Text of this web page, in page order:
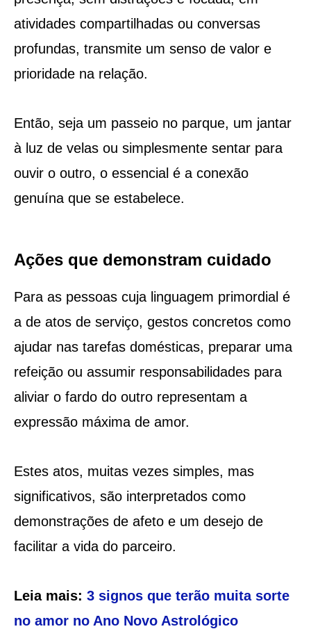
atividades compartilhadas ou conversas
profundas, transmite um senso de valor e
prioridade na relação.
Então, seja um passeio no parque, um jantar
à luz de velas ou simplesmente sentar para
ouvir o outro, o essencial é a conexão
genuína que se estabelece.
Ações que demonstram cuidado
Para as pessoas cuja linguagem primordial é
a de atos de serviço, gestos concretos como
ajudar nas tarefas domésticas, preparar uma
refeição ou assumir responsabilidades para
aliviar o fardo do outro representam a
expressão máxima de amor.
Estes atos, muitas vezes simples, mas
significativos, são interpretados como
demonstrações de afeto e um desejo de
facilitar a vida do parceiro.
Leia mais: 3 signos que terão muita sorte
no amor no Ano Novo Astrológico